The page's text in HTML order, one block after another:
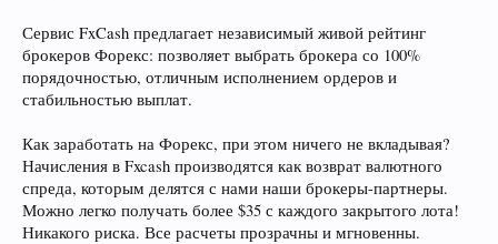
Сервис FxCash предлагает независимый живой рейтинг
брокеров Форекс: позволяет выбрать брокера со 100%
порядочностью, отличным исполнением ордеров и
стабильностью выплат.
Как заработать на Форекс, при этом ничего не вкладывая?
Начисления в Fxcash производятся как возврат валютного
спреда, которым делятся с нами наши брокеры-партнеры.
Можно легко получать более $35 с каждого закрытого лота!
Никакого риска. Все расчеты прозрачны и мгновенны.